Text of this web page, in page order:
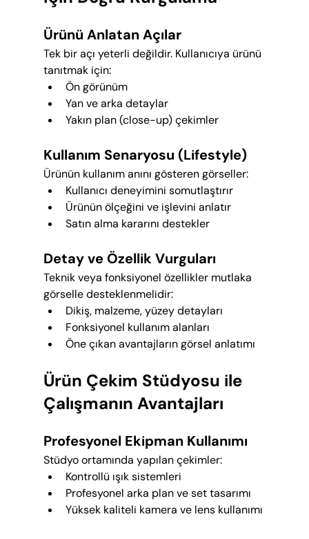
Ürünü Anlatan Açılar
Tek bir açı yeterli değildir. Kullanıcıya ürünü
tanıtmak için:
Ön görünüm
Yan ve arka detaylar
Yakın plan (close-up) çekimler
Kullanım Senaryosu (Lifestyle)
Ürünün kullanım anını gösteren görseller:
Kullanıcı deneyimini somutlaştırır
Ürünün ölçeğini ve işlevini anlatır
Satın alma kararını destekler
Detay ve Özellik Vurguları
Teknik veya fonksiyonel özellikler mutlaka
görselle desteklenmelidir:
Dikiş, malzeme, yüzey detayları
Fonksiyonel kullanım alanları
Öne çıkan avantajların görsel anlatımı
Ürün Çekim Stüdyosu ile
Çalışmanın Avantajları
Profesyonel Ekipman Kullanımı
Stüdyo ortamında yapılan çekimler:
Kontrollü ışık sistemleri
Profesyonel arka plan ve set tasarımı
Yüksek kaliteli kamera ve lens kullanımı